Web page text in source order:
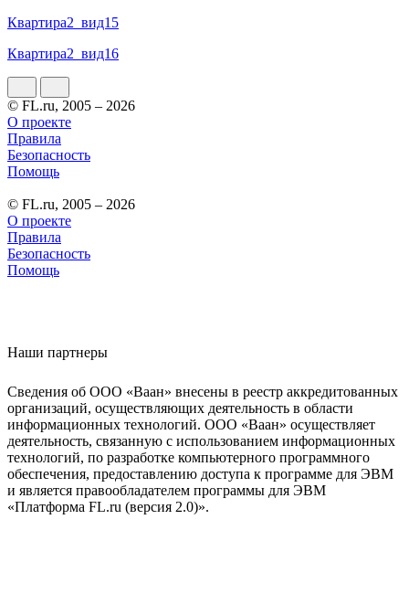
Квартира2_вид15
Квартира2_вид16
© FL.ru, 2005 – 2026
О проекте
Правила
Безопасность
Помощь
© FL.ru, 2005 – 2026
О проекте
Правила
Безопасность
Помощь
Наши партнеры
Сведения об ООО «Ваан» внесены в реестр аккредитованных
организаций, осуществляющих деятельность в области
информационных технологий. ООО «Ваан» осуществляет
деятельность, связанную с использованием информационных
технологий, по разработке компьютерного программного
обеспечения, предоставлению доступа к программе для ЭВМ
и является правообладателем программы для ЭВМ
«Платформа FL.ru (версия 2.0)».